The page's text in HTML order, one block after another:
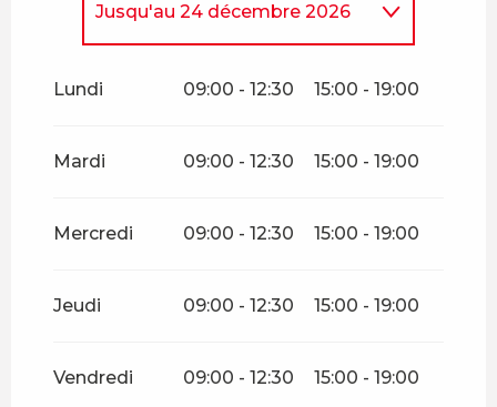
Jusqu'au 24 décembre 2026
décembre 2026
Lundi 09:00 - 12:30 15:00 - 19:00
Mardi 09:00 - 12:30 15:00 - 19:00
Mercredi 09:00 - 12:30 15:00 - 19:00
Jeudi 09:00 - 12:30 15:00 - 19:00
Vendredi 09:00 - 12:30 15:00 - 19:00